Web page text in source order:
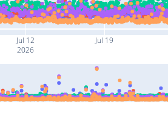
Jul 12
2026
Jul 19